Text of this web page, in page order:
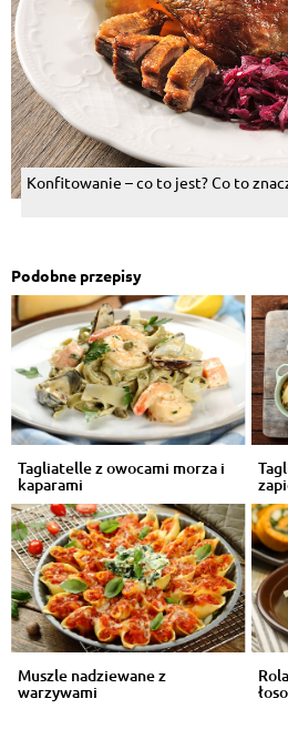
Konfitowanie – co to jest? Co to
Podobne przepisy
Tagliatelle z owocami morza i
kaparami
Muszle nadziewane z
warzywami